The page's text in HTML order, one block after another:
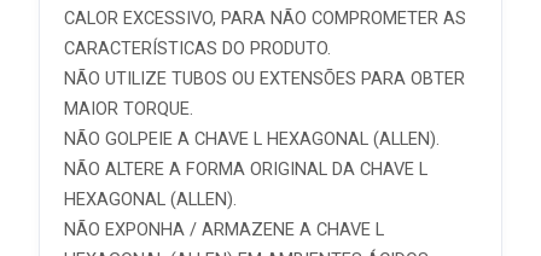
CALOR EXCESSIVO, PARA NÃO COMPROMETER AS
CARACTERÍSTICAS DO PRODUTO.
NÃO UTILIZE TUBOS OU EXTENSÕES PARA OBTER
MAIOR TORQUE.
NÃO GOLPEIE A CHAVE L HEXAGONAL (ALLEN).
NÃO ALTERE A FORMA ORIGINAL DA CHAVE L
HEXAGONAL (ALLEN).
NÃO EXPONHA / ARMAZENE A CHAVE L